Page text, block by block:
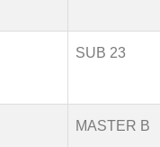
SUB 23
MASTER B